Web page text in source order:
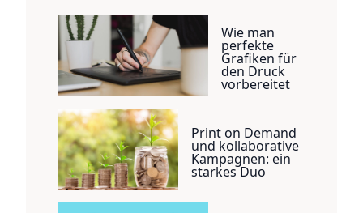
Wie man
perfekte
Grafiken für
den Druck
vorbereitet
Print on Demand
und kollaborative
Kampagnen: ein
starkes Duo